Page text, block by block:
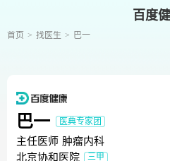
百度
首页 找医生 巴一
巴一 医典专家团
主任医师 肿瘤内科
北京协和医院
三甲